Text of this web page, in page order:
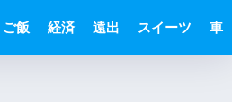
ご飯 経済 遠出 スイーツ 車